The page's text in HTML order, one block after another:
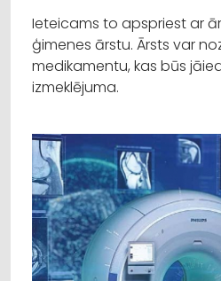
Ieteicams to apspriest ar
ģimenes ārstu. Ārsts var
medikamentu, kas būs
izmeklējuma.